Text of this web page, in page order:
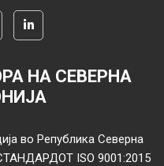
НА СЕВЕРНА
во Република Северна
ISO 9001:2015